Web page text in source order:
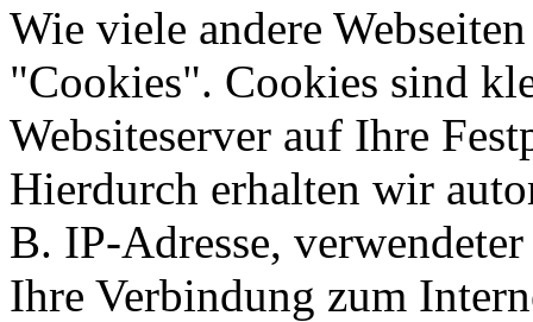
Wie viele andere
"Cookies". Cookies sind
Websiteserver auf Ihre
Hierdurch erhalten wir
B. IP-Adresse,
Ihre Verbindung zum